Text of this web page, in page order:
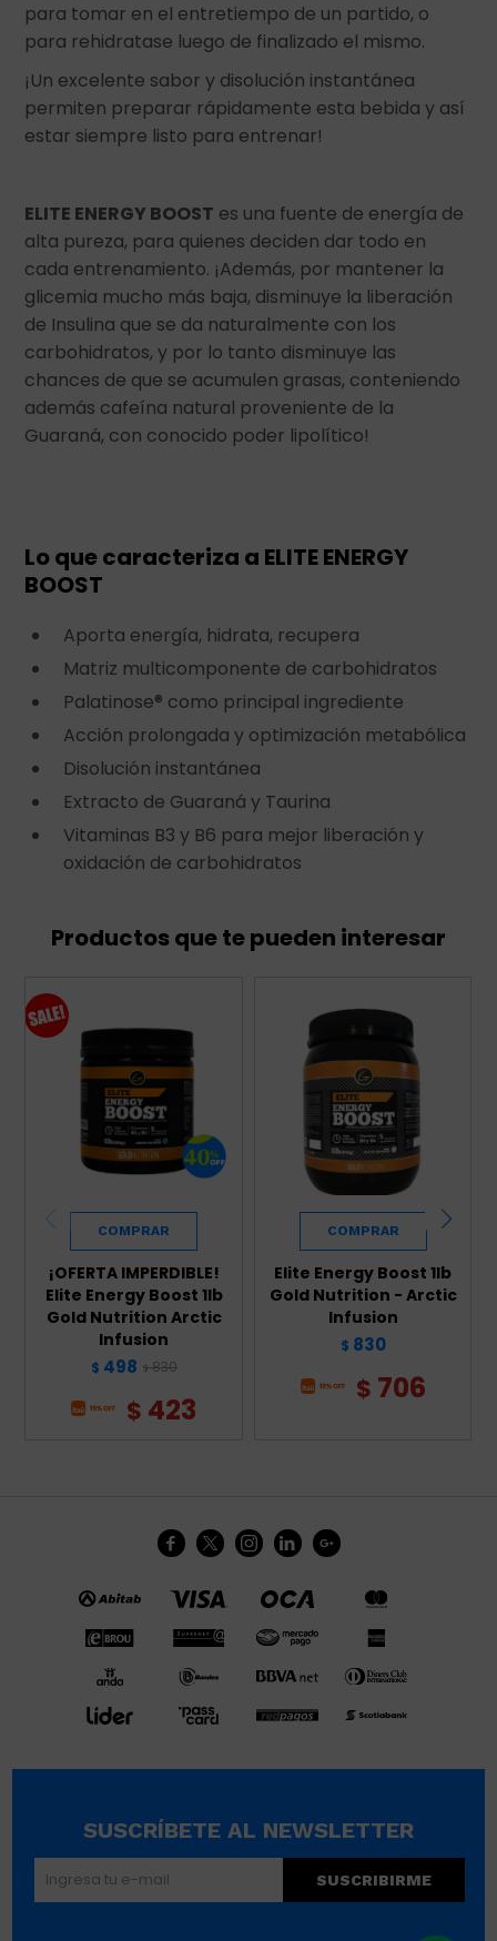
para tomar en el entretiempo de un partido, o
para rehidratase luego de finalizado el mismo.
¡Un excelente sabor y disolución instantánea
permiten preparar rápidamente esta bebida y así
estar siempre listo para entrenar!
ELITE ENERGY BOOST es una fuente de energía de
alta pureza, para quienes deciden dar todo en
cada entrenamiento. ¡Además, por mantener la
glicemia mucho más baja, disminuye la liberación
de Insulina que se da naturalmente con los
carbohidratos, y por lo tanto disminuye las
chances de que se acumulen grasas, conteniendo
además cafeína natural proveniente de la
Guaraná, con conocido poder lipolítico!
Lo que caracteriza a ELITE ENERGY
BOOST
Aporta energía, hidrata, recupera
Matriz multicomponente de carbohidratos
Palatinose® como principal ingrediente
Acción prolongada y optimización metabólica
Disolución instantánea
Extracto de Guaraná y Taurina
Vitaminas B3 y B6 para mejor liberación y
oxidación de carbohidratos
Productos que te pueden interesar
¡OFERTA IMPERDIBLE!
Elite Energy Boost 1lb
Gold Nutrition Arctic
Infusion
$ 498 $ 830
$ 423
Elite Energy Boost 1lb
Gold Nutrition - Arctic
Infusion
$ 830
$ 706
    
SUSCRÍBETE AL NEWSLETTER
SUSCRIBIRME